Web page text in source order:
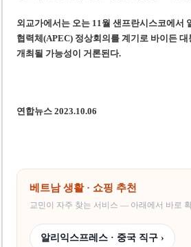
외교가에서는 오는 11월 샌프란시스코에서
협력체(APEC) 정상회의를 계기로 바이든 대
개최될 가능성이 거론된다.
연합뉴스 2023.10.06
베트남 생활 · 쇼핑 추천
교민이 자주 찾는 서비스 — 아래에서 바로
알리익스프레스 · 중국 직구 ›